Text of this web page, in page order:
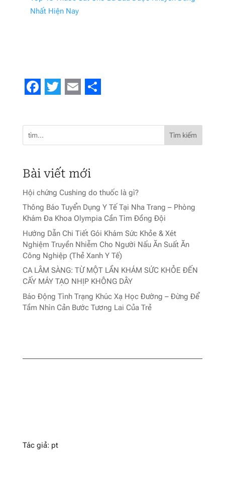
Nhất Hiện Nay
Tìm kiếm
Bài viết mới
Hội chứng Cushing do thuốc là gì?
Thông Báo Tuyển Dụng Y Tế Tại Nha Trang – Phòng
Khám Đa Khoa Olympia Cần Tìm Đồng Đội
Hướng Dẫn Chi Tiết Gói Khám Sức Khỏe & Xét
Nghiệm Truyền Nhiễm Cho Người Nấu Ăn Suất Ăn
Công Nghiệp (Thẻ Xanh Y Tế)
CA LÂM SÀNG: TỪ MỘT LẦN KHÁM SỨC KHỎE ĐẾN
CẤY MÁY TẠO NHỊP KHÔNG DÂY
Báo Động Tình Trạng Khúc Xạ Học Đường – Đừng Để
Tầm Nhìn Cản Bước Tương Lai Của Trẻ
Tác giả: pt